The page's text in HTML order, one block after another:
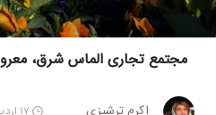
مجتمع تجاری الماس شرق،